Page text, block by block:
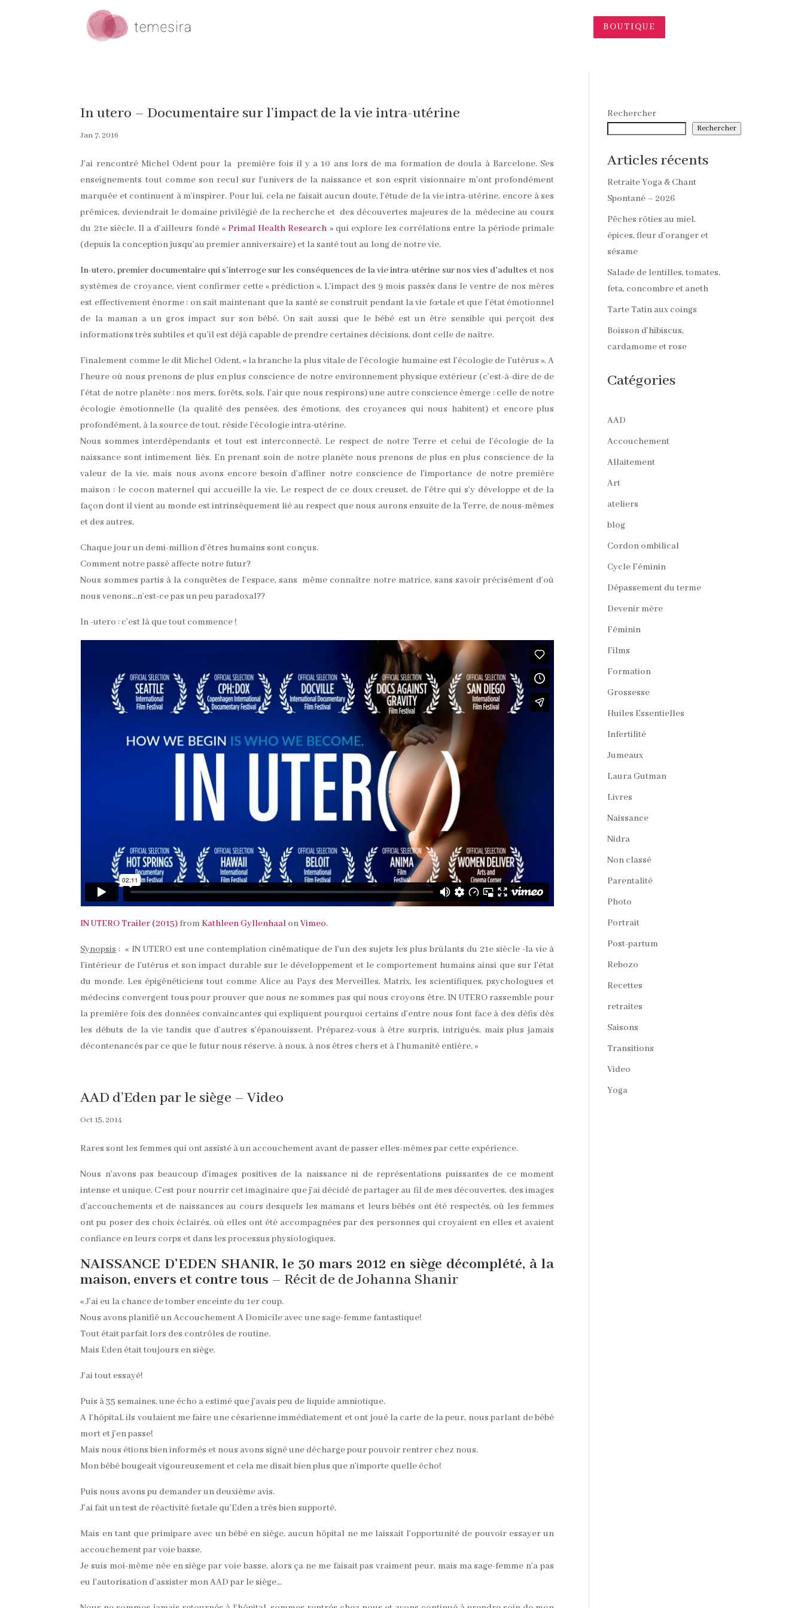
BOUTIQUE
In utero – Documentaire sur l’impact de la vie intra-utérine
Jan 7, 2016
J’ai rencontré Michel Odent pour la première fois il y a 10 ans lors de ma formation de doula à Barcelone. Ses
enseignements tout comme son recul sur l’univers de la naissance et son esprit visionnaire m’ont profondément
marquée et continuent à m’inspirer. Pour lui, cela ne faisait aucun doute, l’étude de la vie intra-utérine, encore à ses
prémices, deviendrait le domaine privilégié de la recherche et des découvertes majeures de la médecine au cours
du 21e siècle. Il a d’ailleurs fondé « Primal Health Research » qui explore les corrélations entre la période primale
(depuis la conception jusqu’au premier anniversaire) et la santé tout au long de notre vie.
In-utero, premier documentaire qui s’interroge sur les conséquences de la vie intra-utérine sur nos vies d’adultes et nos
systèmes de croyance, vient confirmer cette « prédiction ». L’impact des 9 mois passés dans le ventre de nos mères
est effectivement énorme : on sait maintenant que la santé se construit pendant la vie fœtale et que l’état émotionnel
de la maman a un gros impact sur son bébé. On sait aussi que le bébé est un être sensible qui perçoit des
informations très subtiles et qu’il est déjà capable de prendre certaines décisions, dont celle de naître.
Finalement comme le dit Michel Odent, « la branche la plus vitale de l’écologie humaine est l’écologie de l’utérus ». A
l’heure où nous prenons de plus en plus conscience de notre environnement physique extérieur (c’est-à-dire de de
l’état de notre planète : nos mers, forêts, sols, l’air que nous respirons) une autre conscience émerge : celle de notre
écologie émotionnelle (la qualité des pensées, des émotions, des croyances qui nous habitent) et encore plus
profondément, à la source de tout, réside l’écologie intra-utérine.
Nous sommes interdépendants et tout est interconnecté. Le respect de notre Terre et celui de l’écologie de la
naissance sont intimement liés. En prenant soin de notre planète nous prenons de plus en plus conscience de la
valeur de la vie, mais nous avons encore besoin d’affiner notre conscience de l’importance de notre première
maison : le cocon maternel qui accueille la vie. Le respect de ce doux creuset, de l’être qui s’y développe et de la
façon dont il vient au monde est intrinsèquement lié au respect que nous aurons ensuite de la Terre, de nous-mêmes
et des autres.
Chaque jour un demi-million d’êtres humains sont conçus.
Comment notre passé affecte notre futur?
Nous sommes partis à la conquêtes de l’espace, sans même connaître notre matrice, sans savoir précisément d’où
nous venons…n’est-ce pas un peu paradoxal??
In -utero : c’est là que tout commence !
IN UTERO Trailer (2015) fromKathleen Gyllenhaal onVimeo.
Synopsis : « IN UTERO est une contemplation cinématique de l’un des sujets les plus brûlants du 21e siècle -la vie à
l’intérieur de l’utérus et son impact durable sur le développement et le comportement humains ainsi que sur l’état
du monde. Les épigénéticiens tout comme Alice au Pays des Merveilles, Matrix, les scientifiques, psychologues et
médecins convergent tous pour prouver que nous ne sommes pas qui nous croyons être. IN UTERO rassemble pour
la première fois des données convaincantes qui expliquent pourquoi certains d’entre nous font face à des défis dès
les débuts de la vie tandis que d’autres s’épanouissent. Préparez-vous à être surpris, intrigués, mais plus jamais
décontenancés par ce que le futur nous réserve, à nous, à nos êtres chers et à l’humanité entière. »
AAD d’Eden par le siège – Video
Oct 15, 2014
Rares sont les femmes qui ont assisté à un accouchement avant de passer elles-mêmes par cette expérience.
Nous n’avons pas beaucoup d’images positives de la naissance ni de représentations puissantes de ce moment
intense et unique. C’est pour nourrir cet imaginaire que j’ai décidé de partager au fil de mes découvertes, des images
d’accouchements et de naissances au cours desquels les mamans et leurs bébés ont été respectés, où les femmes
ont pu poser des choix éclairés, où elles ont été accompagnées par des personnes qui croyaient en elles et avaient
confiance en leurs corps et dans les processus physiologiques.
NAISSANCE D’EDEN SHANIR, le 30 mars 2012 en siège décomplété, à la
maison, envers et contre tous – Récit de de Johanna Shanir
« J’ai eu la chance de tomber enceinte du 1er coup.
Nous avons planifié un Accouchement A Domicile avec une sage-femme fantastique!
Tout était parfait lors des contrôles de routine.
Mais Eden était toujours en siège.
J’ai tout essayé!
Puis à 35 semaines, une écho a estimé que j’avais peu de liquide amniotique.
A l’hôpital, ils voulaient me faire une césarienne immédiatement et ont joué la carte de la peur, nous parlant de bébé
mort et j’en passe!
Mais nous étions bien informés et nous avons signé une décharge pour pouvoir rentrer chez nous.
Mon bébé bougeait vigoureusement et cela me disait bien plus que n’importe quelle écho!
Puis nous avons pu demander un deuxième avis.
J’ai fait un test de réactivité fœtale qu’Eden a très bien supporté.
Mais en tant que primipare avec un bébé en siège, aucun hôpital ne me laissait l’opportunité de pouvoir essayer un
accouchement par voie basse.
Je suis moi-même née en siège par voie basse, alors ça ne me faisait pas vraiment peur, mais ma sage-femme n’a pas
eu l’autorisation d’assister mon AAD par le siège…
Rechercher
Rechercher
Articles récents
Retraite Yoga & Chant
Spontané – 2026
Pêches rôties au miel,
épices, fleur d’oranger et
sésame
Salade de lentilles, tomates,
feta, concombre et aneth
Tarte Tatin aux coings
Boisson d’hibiscus,
cardamome et rose
Catégories
AAD
Accouchement
Allaitement
Art
ateliers
blog
Cordon ombilical
Cycle Féminin
Dépassement du terme
Devenir mère
Féminin
Films
Formation
Grossesse
Huiles Essentielles
Infertilité
Jumeaux
Laura Gutman
Livres
Naissance
Nidra
Non classé
Parentalité
Photo
Portrait
Post-partum
Rebozo
Recettes
retraites
Saisons
Transitions
Video
Yoga